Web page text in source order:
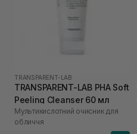
TRANSPARENT-LAB
TRANSPARENT-LAB PHA Soft
Peeling Cleanser 60 мл
Мультикислотний очисник для
обличчя